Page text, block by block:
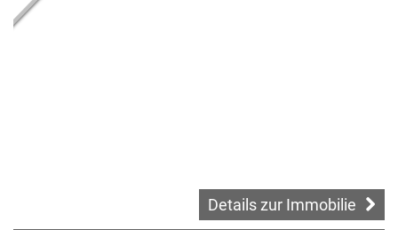
Details zur Immobilie